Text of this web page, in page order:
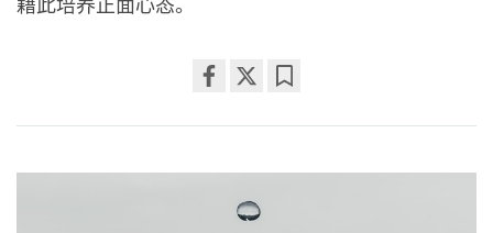
藉此培养正面心态。
on